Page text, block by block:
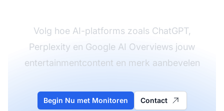
Volg hoe AI-platforms zoals ChatGPT,
Perplexity en Google AI Overviews jouw
entertainmentcontent en merk aanbevelen
Begin Nu met Monitoren Contact